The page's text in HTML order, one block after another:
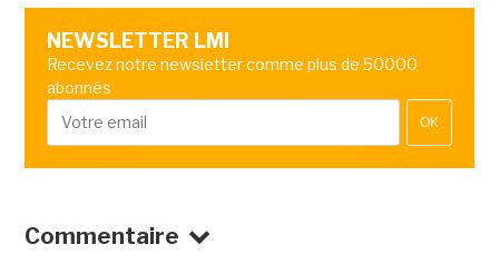
NEWSLETTER LMI
Recevez notre newsletter comme plus de 50000
abonnés
OK
Commentaire